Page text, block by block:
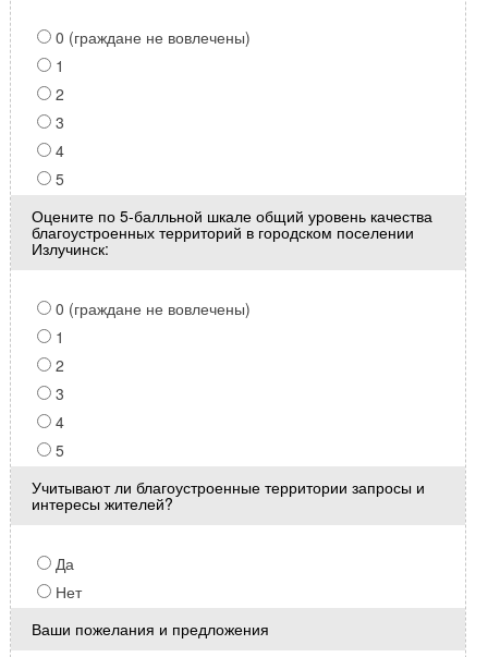
0 (граждане не вовлечены)
1
2
3
4
5
Оцените по 5-балльной шкале общий уровень качества
благоустроенных территорий в городском поселении
Излучинск:
0 (граждане не вовлечены)
1
2
3
4
5
Учитывают ли благоустроенные территории запросы и
интересы жителей?
Да
Нет
Ваши пожелания и предложения